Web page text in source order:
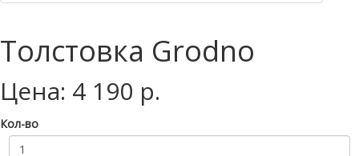
Толстовка Grodno
Цена: 4 190 р.
Кол-во